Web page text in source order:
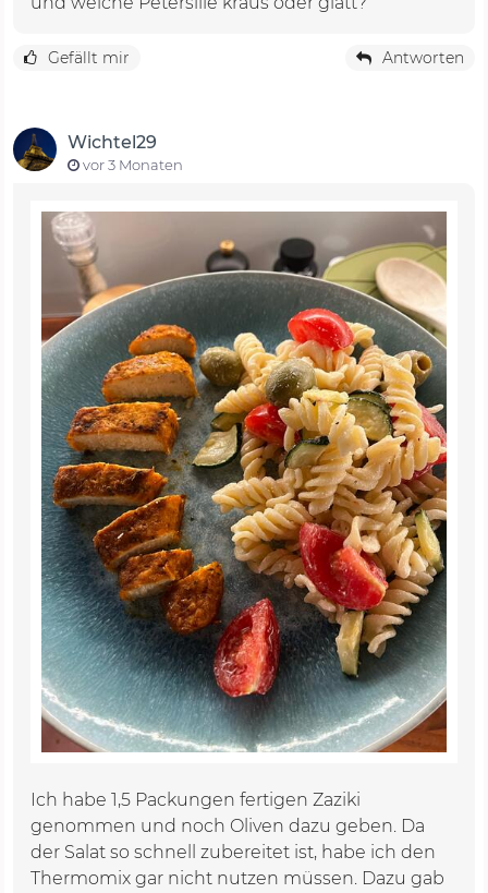
Gefällt mir Antworten
Wichtel29
vor 3 Monaten
Ich habe 1,5 Packungen fertigen Zaziki
genommen und noch Oliven dazu geben. Da
der Salat so schnell zubereitet ist, habe ich den
Thermomix gar nicht nutzen müssen. Dazu gab